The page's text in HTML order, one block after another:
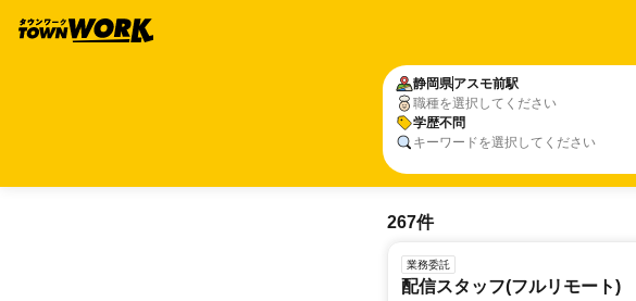
静岡県アスモ前駅
職種を選択してください
学歴不問
キーワードを選択してください
267件
業務委託
配信スタッフ(フルリモート)